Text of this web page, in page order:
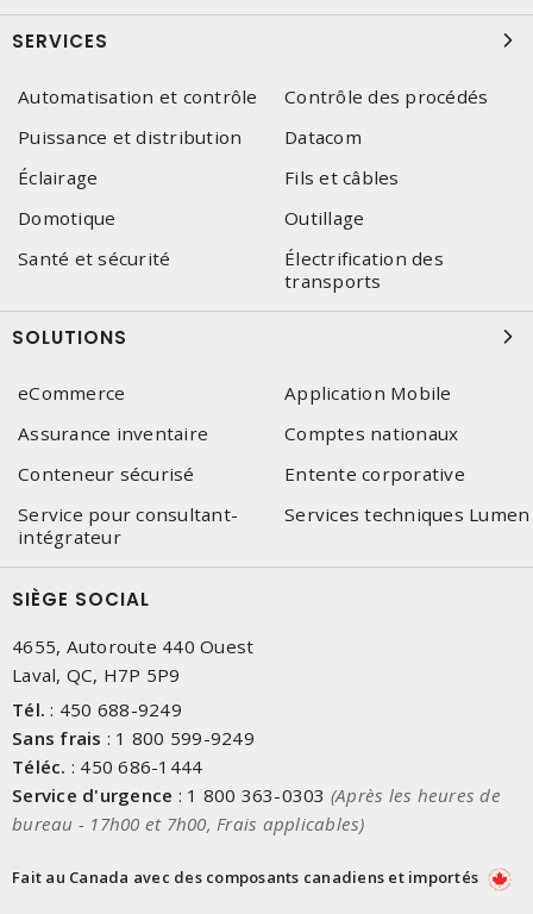
SERVICES
Automatisation et contrôle
Contrôle des procédés
Puissance et distribution
Datacom
Éclairage
Fils et câbles
Domotique
Outillage
Santé et sécurité
Électrification des
transports
SOLUTIONS
eCommerce
Application Mobile
Assurance inventaire
Comptes nationaux
Conteneur sécurisé
Entente corporative
Service pour consultant-
intégrateur
Services techniques Lumen
SIÈGE SOCIAL
4655, Autoroute 440 Ouest
Laval, QC, H7P 5P9
Tél. : 450 688-9249
Sans frais : 1 800 599-9249
Téléc. : 450 686-1444
Service d'urgence : 1 800 363-0303 (Après les heures de
bureau - 17h00 et 7h00, Frais applicables)
Fait au Canada avec des composants canadiens et importés